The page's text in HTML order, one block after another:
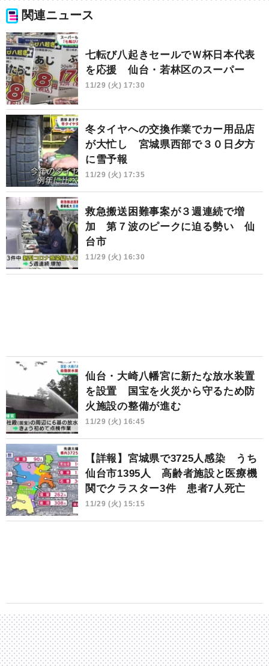
関連ニュース
七転び八起きセールでＷ杯日本代表
を応援 仙台・若林区のスーパー
11/29 (火) 17:30
冬タイヤへの交換作業でカー用品店
が大忙し 宮城県西部で３０日夕方
に雪予報
11/29 (火) 17:35
救急搬送困難事案が３週連続で増
加 第７波のピークに迫る勢い 仙
台市
11/29 (火) 16:30
仙台・大崎八幡宮に新たな放水装置
を設置 国宝を火災から守るため防
火施設の整備が進む
11/29 (火) 16:45
【詳報】宮城県で3725人感染 うち
仙台市1395人 高齢者施設と医療機
関でクラスター3件 患者7人死亡
11/29 (火) 15:15